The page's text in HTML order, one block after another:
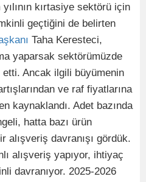
kırtasiye sektörü için
geçtiğini de belirten
Taha Keresteci,
yaparsak sektörümüzde
Ancak ilgili büyümenin
ve raf fiyatlarına
kaynaklandı. Adet bazında
hatta bazı ürün
alışveriş davranışı gördük.
alışveriş yapıyor, ihtiyaç
davranıyor. 2025-2026